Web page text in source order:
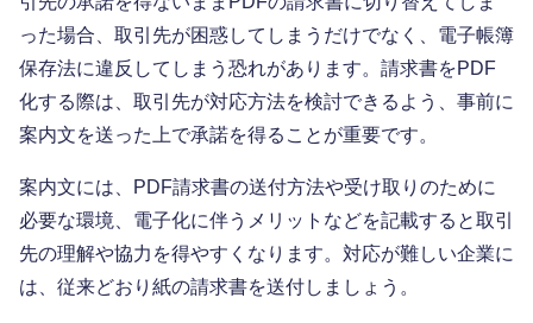
った場合、取引先が困惑してしまうだけでなく、電子帳簿
保存法に違反してしまう恐れがあります。請求書をPDF
化する際は、取引先が対応方法を検討できるよう、事前に
案内文を送った上で承諾を得ることが重要です。
案内文には、PDF請求書の送付方法や受け取りのために
必要な環境、電子化に伴うメリットなどを記載すると取引
先の理解や協力を得やすくなります。対応が難しい企業に
は、従来どおり紙の請求書を送付しましょう。